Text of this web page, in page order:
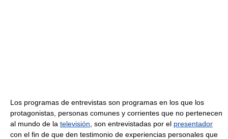
Los programas de entrevistas son programas en los que los
protagonistas, personas comunes y corrientes que no pertenecen
al mundo de la televisión , son entrevistadas por el presentador
con el fin de que den testimonio de experiencias personales que